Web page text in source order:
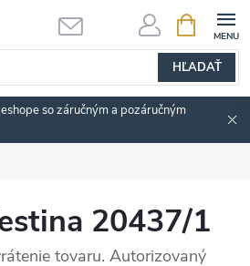
HĽADAŤ
KOŠÍK
so záručným a pozáručným
20437/1
tovaru. Autorizovaný